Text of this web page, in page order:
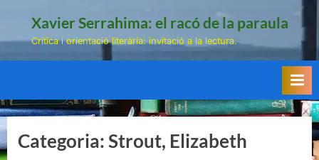
Xavier Serrahima: el racó de la paraula
Crítica i orientació literària: invitació a la lectura.
Categoria:Strout, Elizabeth